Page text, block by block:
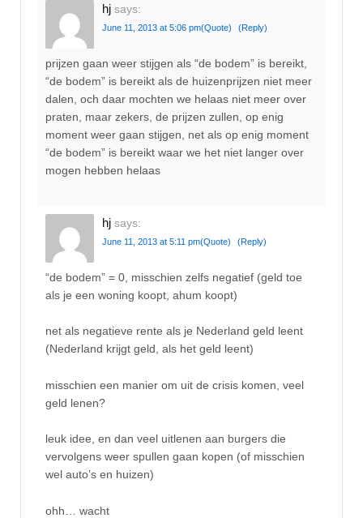
hj says:
June 11, 2013 at 5:06 pm(Quote) (Reply)
prijzen gaan weer stijgen als “de bodem” is bereikt,
“de bodem” is bereikt als de huizenprijzen niet meer
dalen, och daar mochten we helaas niet meer over
praten, maar zekers, de prijzen zullen, op enig
moment weer gaan stijgen, net als op enig moment
“de bodem” is bereikt waar we het niet langer over
mogen hebben helaas
hj says:
June 11, 2013 at 5:11 pm(Quote) (Reply)
“de bodem” = 0, misschien zelfs negatief (geld toe
als je een woning koopt, ahum koopt)
net als negatieve rente als je Nederland geld leent
(Nederland krijgt geld, als het geld leent)
misschien een manier om uit de crisis komen, veel
geld lenen?
leuk idee, en dan veel uitlenen aan burgers die
vervolgens weer spullen gaan kopen (of misschien
wel auto’s en huizen)
ohh… wacht